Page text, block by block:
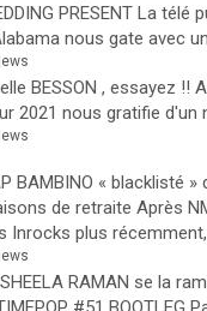
PRESENT La télé
nous gate avec
BESSON , essayez !!
2021 nous gratifie d'un
BAMBINO « blacklisté »
de retraite Après
Inrocks plus récemment,
RAMAN se la